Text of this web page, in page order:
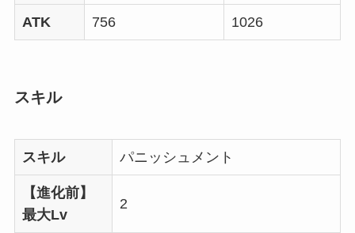
ATK 756 1026
スキル
スキル パニッシュメント
【進化前】
最大Lv
2